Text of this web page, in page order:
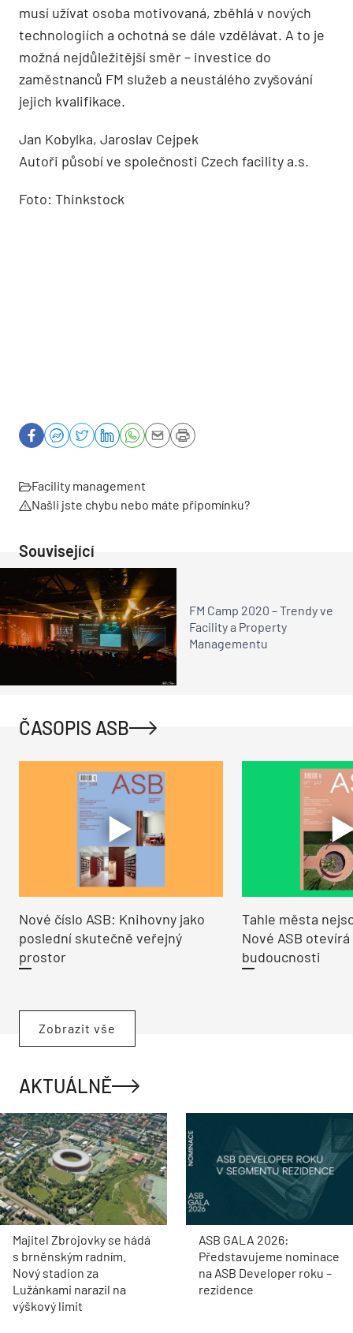
musí užívat osoba motivovaná, zběhlá v nových
technologiích a ochotná se dále vzdělávat. A to je
možná nejdůležitější směr – investice do
zaměstnanců FM služeb a neustálého zvyšování
jejich kvalifikace.
Jan Kobylka, Jaroslav Cejpek
Autoři působí ve společnosti Czech facility a.s.
Foto: Thinkstock
Facility management
Našli jste chybu nebo máte připomínku?
Související
FM Camp 2020 – Trendy ve
Facility a Property
Managementu
ČASOPIS ASB
Nové číslo ASB: Knihovny jako
poslední skutečně veřejný
prostor
Tahle města
Nové ASB
budoucnosti
Zobrazit vše
AKTUÁLNĚ
Majitel Zbrojovky se hádá
s brněnským radním.
Nový stadion za
Lužánkami narazil na
výškový limit
ASB GALA 2026:
Představujeme nominace
na ASB Developer roku –
rezidence